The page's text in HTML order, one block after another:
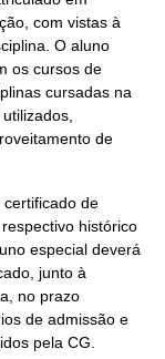
com vistas à
O aluno
os cursos de
cursadas na
de
de
histórico
especial deverá
junto à
no prazo
de admissão e
pela CG.